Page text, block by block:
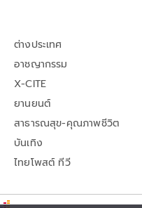
ต่างประเทศ
อาชญากรรม
X-CITE
ยานยนต์
สาธารณสุข-คุณภาพชีวิต
บันเทิง
ไทยโพสต์ ทีวี